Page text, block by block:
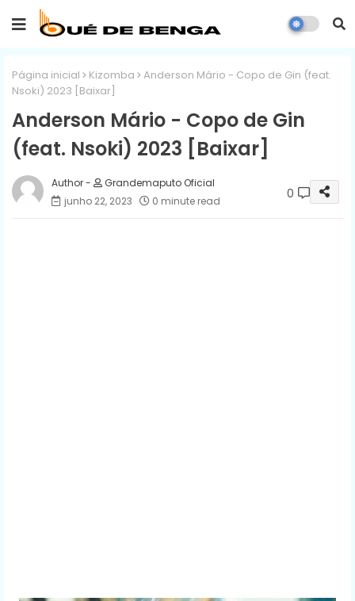
Página inicial Kizomba
Anderson Mário - Copo de Gin (feat.
Nsoki) 2023 [Baixar]
Anderson Mário - Copo de Gin
(feat. Nsoki) 2023 [Baixar]
Grandemaputo Oficial
junho 22, 2023
0 minute read 0